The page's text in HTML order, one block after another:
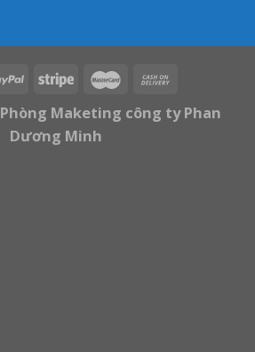
Phòng Maketing công ty Phan
Dương Minh